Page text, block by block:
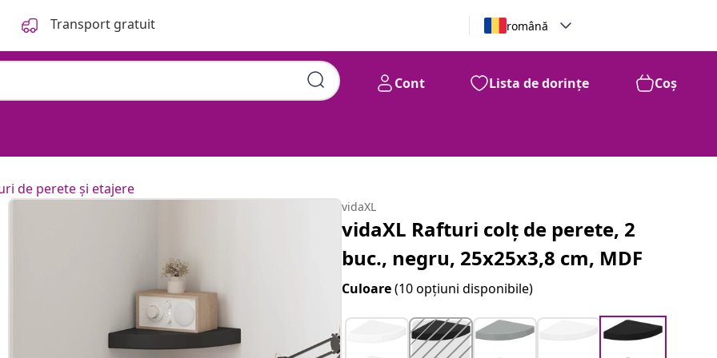
Transport gratuit română
Cont Lista de dorințe Coș
de perete și etajere
vidaXL
vidaXL Rafturi colț de perete, 2
buc., negru, 25x25x3,8 cm, MDF
Culoare(10 opțiuni disponibile)